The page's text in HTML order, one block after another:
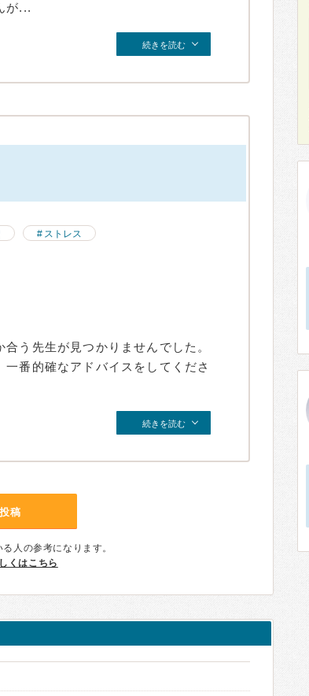
が...
続きを読む
ストレス
う先生が見つかりませんでした。
番的確なアドバイスをしてくださ
続きを読む
稿
人の参考になります。
くはこちら